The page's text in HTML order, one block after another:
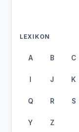
LEXIKON
A B C
I J K
Q R S
Y Z